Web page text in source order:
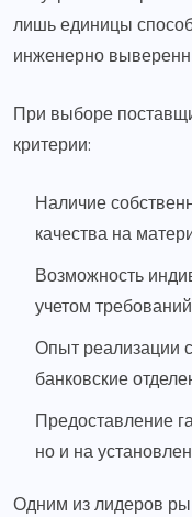
лишь единицы
инженерно
При выборе
критерии:
Наличие
качества на
Возможность
учетом
Опыт реализации
банковские
Предоставление
но и на
Одним из лидеров